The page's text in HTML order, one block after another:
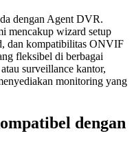
dengan Agent DVR.
mencakup wizard setup
dan kompatibilitas ONVIF
fleksibel di berbagai
surveillance kantor,
monitoring yang
dengan